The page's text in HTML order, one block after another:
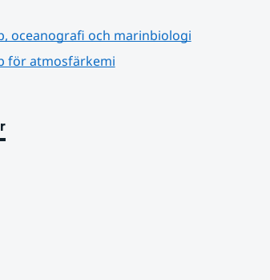
oceanografi och marinbiologi
för atmosfärkemi
till annan webbplats.
till annan webbplats.